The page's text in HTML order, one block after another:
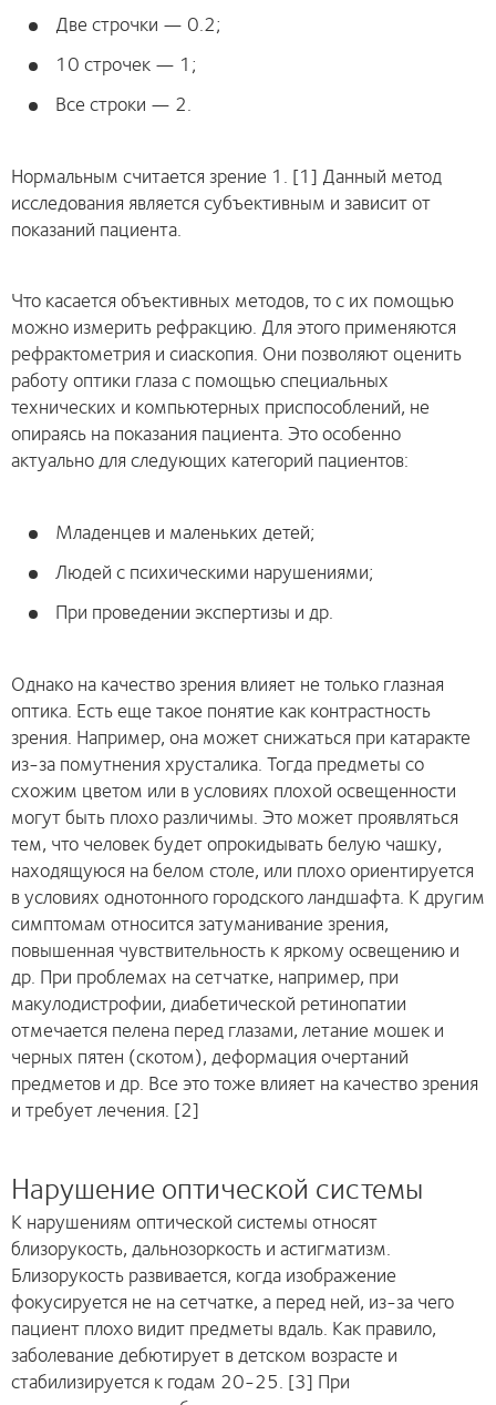
Две строчки — 0.2;
10 строчек — 1;
Все строки — 2.
Нормальным считается зрение 1. [1] Данный метод
исследования является субъективным и зависит от
показаний пациента.
Что касается объективных методов, то с их помощью
можно измерить рефракцию. Для этого применяются
рефрактометрия и сиаскопия. Они позволяют оценить
работу оптики глаза с помощью специальных
технических и компьютерных приспособлений, не
опираясь на показания пациента. Это особенно
актуально для следующих категорий пациентов:
Младенцев и маленьких детей;
Людей с психическими нарушениями;
При проведении экспертизы и др.
Однако на качество зрения влияет не только глазная
оптика. Есть еще такое понятие как контрастность
зрения. Например, она может снижаться при катаракте
из-за помутнения хрусталика. Тогда предметы со
схожим цветом или в условиях плохой освещенности
могут быть плохо различимы. Это может проявляться
тем, что человек будет опрокидывать белую чашку,
находящуюся на белом столе, или плохо ориентируется
в условиях однотонного городского ландшафта. К другим
симптомам относится затуманивание зрения,
повышенная чувствительность к яркому освещению и
др. При проблемах на сетчатке, например, при
макулодистрофии, диабетической ретинопатии
отмечается пелена перед глазами, летание мошек и
черных пятен (скотом), деформация очертаний
предметов и др. Все это тоже влияет на качество зрения
и требует лечения. [2]
Нарушение оптической системы
К нарушениям оптической системы относят
близорукость, дальнозоркость и астигматизм.
Близорукость развивается, когда изображение
фокусируется не на сетчатке, а перед ней, из-за чего
пациент плохо видит предметы вдаль. Как правило,
заболевание дебютирует в детском возрасте и
стабилизируется к годам 20-25. [3] При